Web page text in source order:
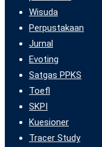
Wisuda
Perpustakaan
Jurnal
Evoting
Satgas PPKS
Toefl
SKPI
Kuesioner
Tracer Study